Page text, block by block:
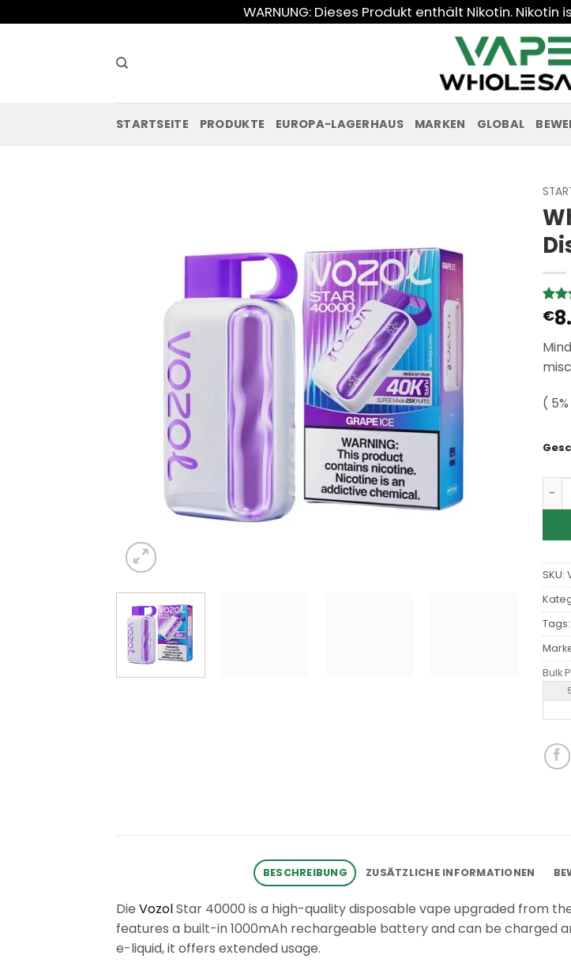
Inhalt
WARNUNG: Dieses Produkt enthält Nikotin.
STARTSEITE PRODUKTE EUROPA-LAGERHAUS MARKEN GLOBAL
mit5
auf
1
€
(
SKU:
Tags:
Bulk
BESCHREIBUNG ZUSÄTZLICHE INFORMATIONEN
Die VozolStar 40000 is a high-quality disposable vape upgraded from
features a built-in 1000mAh rechargeable battery and can be charged
e-liquid, it offers extended usage.